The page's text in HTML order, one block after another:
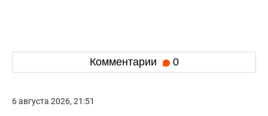
Комментарии 0
6 августа 2026, 21:51